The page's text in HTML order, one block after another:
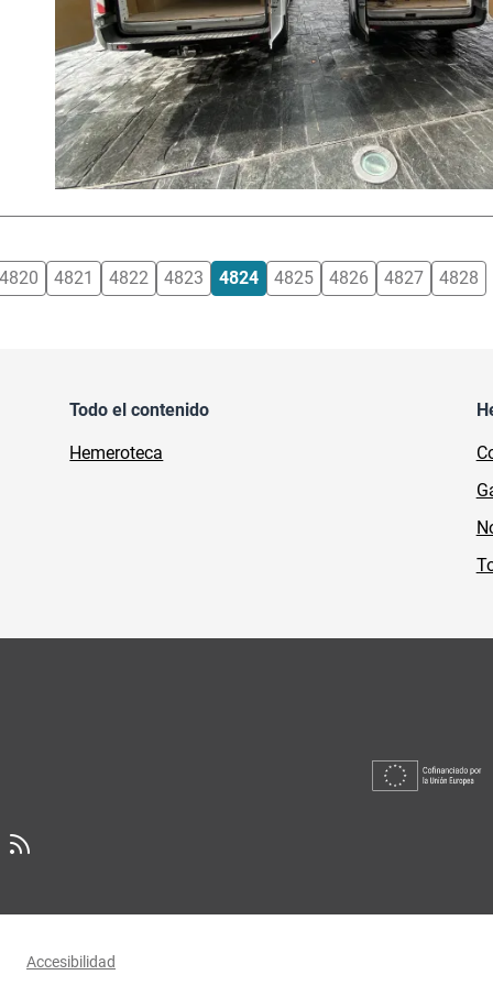
4821 4822 4823 4824 4825 4826 4827 4828
Todo el contenido
Hemeroteca
Accesibilidad